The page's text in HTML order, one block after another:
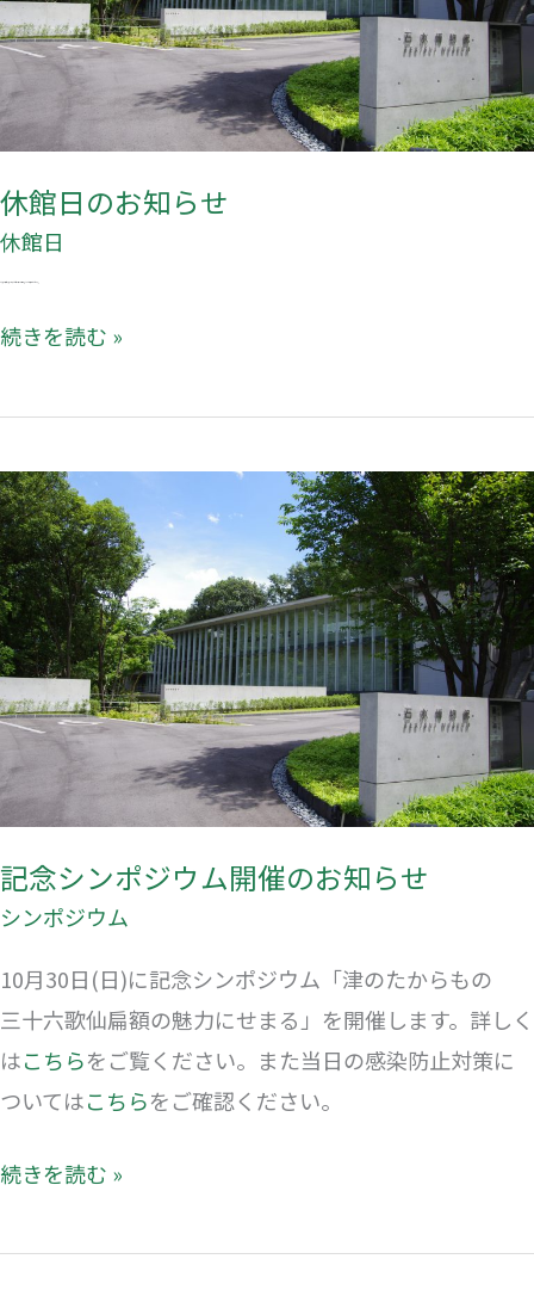
休館日のお知らせ
休館日
知
ら
せ
続きを読む »
記念シンポジウム開催のお知らせ
シンポジウム
10月30日(日)に記念シンポジウム「津のたからもの
三十六歌仙扁額の魅力にせまる」を開催します。詳しく
はこちらをご覧ください。また当日の感染防止対策に
ついてはこちらをご確認ください。
記
念
シ
ン
ポ
ジ
ウ
ム
の
お
知
ら
せ
続きを読む »